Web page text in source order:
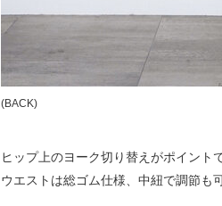
(BACK)
ヒップ上のヨーク切り替えがポイントで
ウエストは総ゴム仕様、中紐で調節も